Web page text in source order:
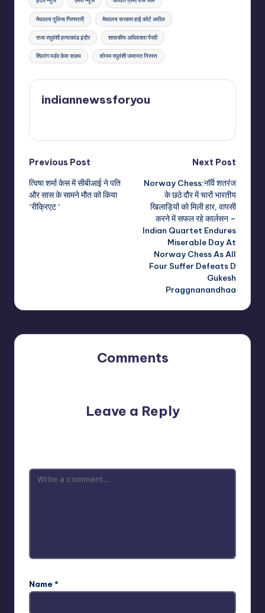
मेघालय पुलिस गिरफ्तारी मेघालय सरकार हाई कोर्ट अपील
राजा रघुवंशी हत्याकांड इंदौर शासकीय अधिवक्ता पैरवी
शिलांग मर्डर केस साक्ष्य सोनम रघुवंशी जमानत निरस्त
indiannewssforyou
Post
navigation
Previous Post
त्विषा शर्मा केस में सीबीआई ने पति
और सास के सामने मौत को किया
‘रीक्रिएट ‘
Next Post
Norway Chess:नॉर्वे शतरंज
के छठे दौर में चारों भारतीय
खिलाड़ियों को मिली हार, वापसी
करने में सफल रहे कार्लसन –
Indian Quartet Endures
Miserable Day At
Norway Chess As All
Four Suffer Defeats D
Gukesh
Praggnanandhaa
Comments
Leave a Reply
Name *